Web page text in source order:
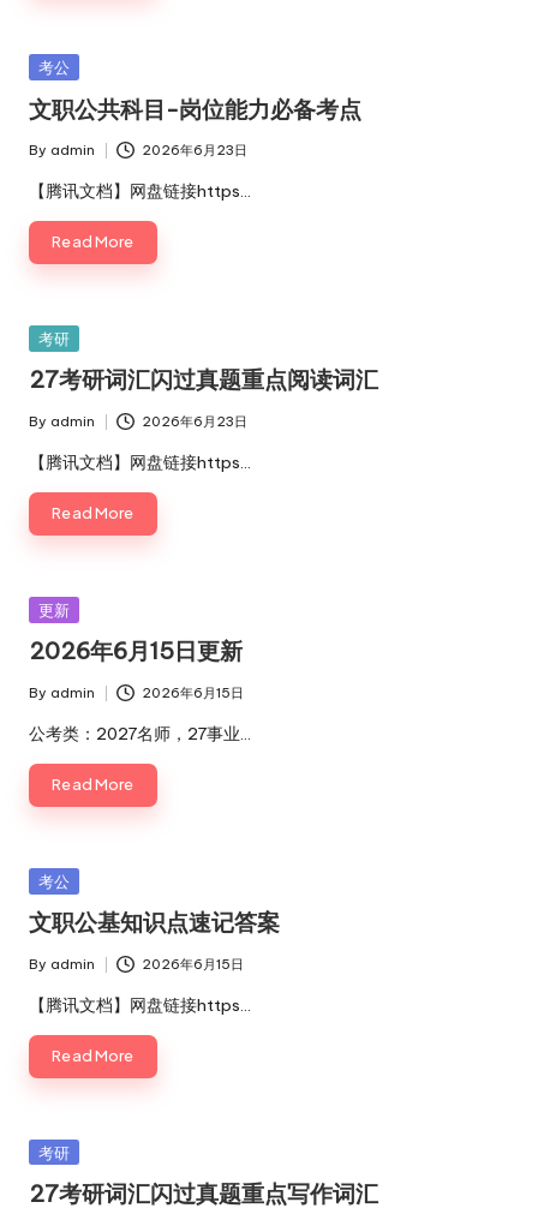
Posted
考公
文职公共科目-岗位能力必备考点
Posted
by
By admin 2026年6月23日
【腾讯文档】网盘链接https…
Read More
Posted
考研
27考研词汇闪过真题重点阅读词汇
Posted
by
By admin 2026年6月23日
【腾讯文档】网盘链接https…
Read More
Posted
更新
2026年6月15日更新
Posted
by
By admin 2026年6月15日
公考类：2027名师，27事业…
Read More
Posted
in
考公
文职公基知识点速记答案
Posted
by
By admin 2026年6月15日
【腾讯文档】网盘链接https…
Read More
Posted
考研
27考研词汇闪过真题重点写作词汇